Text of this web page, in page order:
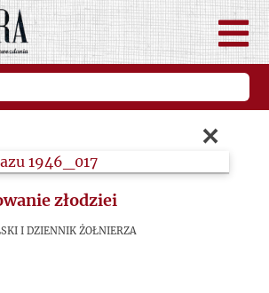
×
złodziei
i Dziennik Żołnierza